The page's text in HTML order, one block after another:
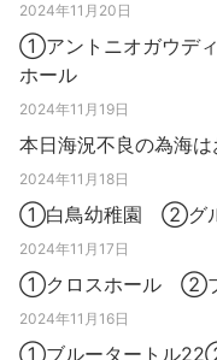
2024年11月20日
①アントニオガウ
ホール
2024年11月19日
本日海況不良の為海
2024年11月18日
①白鳥幼稚園 ②グ
2024年11月17日
①クロスホール ②ブ
2024年11月16日
①ブルータートル